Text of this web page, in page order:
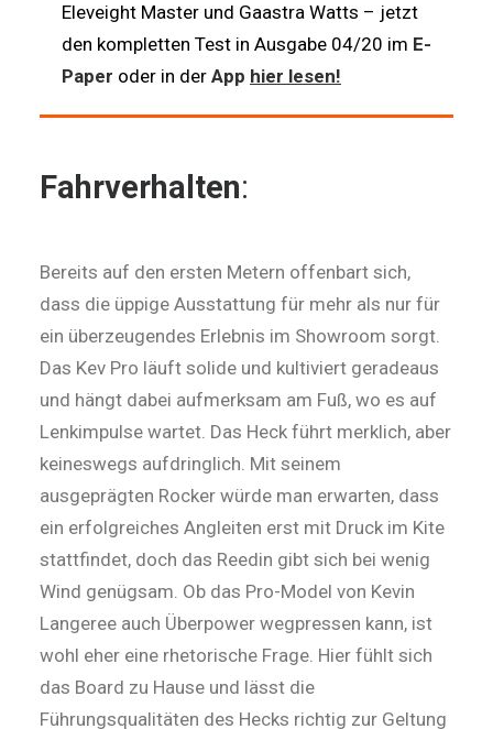
Eleveight Master und Gaastra Watts – jetzt
den kompletten Test in Ausgabe 04/20 im E-
Paper oder in der App hier lesen!
Fahrverhalten:
Bereits auf den ersten Metern offenbart sich,
dass die üppige Ausstattung für mehr als nur für
ein überzeugendes Erlebnis im Showroom sorgt.
Das Kev Pro läuft solide und kultiviert geradeaus
und hängt dabei aufmerksam am Fuß, wo es auf
Lenkimpulse wartet. Das Heck führt merklich, aber
keineswegs aufdringlich. Mit seinem
ausgeprägten Rocker würde man erwarten, dass
ein erfolgreiches Angleiten erst mit Druck im Kite
stattfindet, doch das Reedin gibt sich bei wenig
Wind genügsam. Ob das Pro-Model von Kevin
Langeree auch Überpower wegpressen kann, ist
wohl eher eine rhetorische Frage. Hier fühlt sich
das Board zu Hause und lässt die
Führungsqualitäten des Hecks richtig zur Geltung